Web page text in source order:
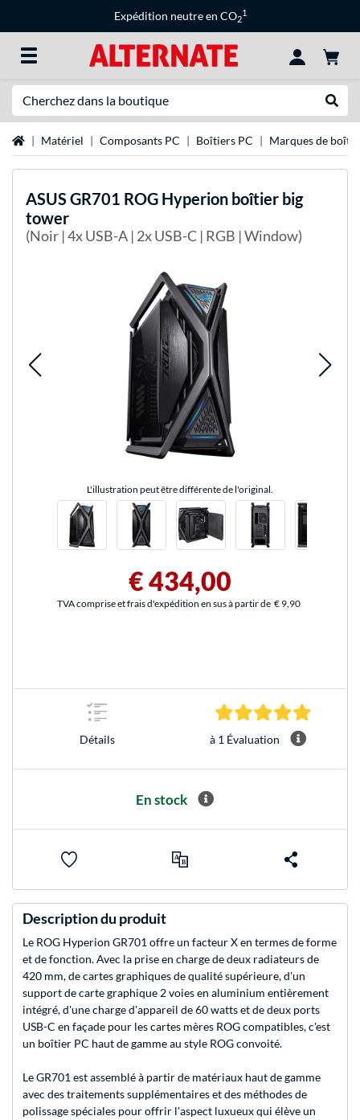
Expédition neutre en CO2
1
Page d'accueil
Matériel Composants PC Boîtiers PC Marques de
ASUS GR701 ROG Hyperion boîtier big
tower
(Noir | 4x USB-A | 2x USB-C | RGB | Window)
L'illustration peut être différente de l'original.
€ 434,00
TVA comprise et frais d'expédition en sus à partir de € 9,90
Détails à 1 Évaluation
En stock
Description du produit
Le ROG Hyperion GR701 offre un facteur X en termes de forme
et de fonction. Avec la prise en charge de deux radiateurs de
420 mm, de cartes graphiques de qualité supérieure, d'un
support de carte graphique 2 voies en aluminium entièrement
intégré, d'une charge d'appareil de 60 watts et de deux ports
USB-C en façade pour les cartes mères ROG compatibles, c'est
un boîtier PC haut de gamme au style ROG convoité.
Le GR701 est assemblé à partir de matériaux haut de gamme
avec des traitements supplémentaires et des méthodes de
polissage spéciales pour offrir l'aspect luxueux qui élève un